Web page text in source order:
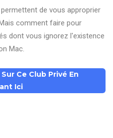
de vous approprier
comment faire pour
dont vous ignorez l'existence
Mac.
Ce Club Privé En
Ici